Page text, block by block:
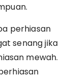
perhiasan
senang jika
mewah.